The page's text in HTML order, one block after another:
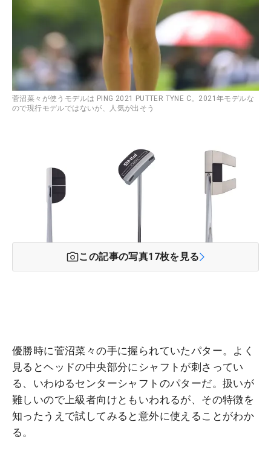
菅沼菜々が使うモデルは PING 2021 PUTTER TYNE C。2021年モデルな
ので現行モデルではないが、人気が出そう
この記事の写真17枚を見る
優勝時に菅沼菜々の手に握られていたパター。よく
見るとヘッドの中央部分にシャフトが刺さってい
る、いわゆるセンターシャフトのパターだ。扱いが
難しいので上級者向けともいわれるが、その特徴を
知ったうえで試してみると意外に使えることがわか
る。